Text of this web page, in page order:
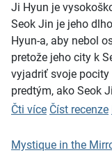
Ji Hyun je
Seok Jin je jeho
Hyun-a, aby nebol
pretože jeho city k
vyjadriť svoje pocity
predtým, ako Seok
Čti více Číst recenze
Mystique in the